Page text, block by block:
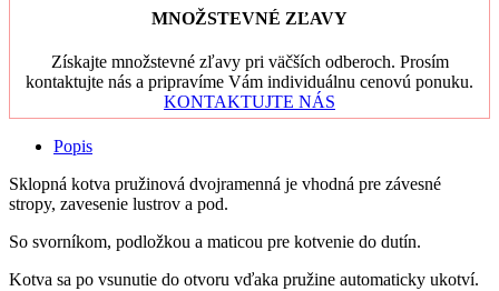
MNOŽSTEVNÉ ZĽAVY
Získajte množstevné zľavy pri väčších odberoch. Prosím
kontaktujte nás a pripravíme Vám individuálnu cenovú ponuku.
KONTAKTUJTE NÁS
Popis
Sklopná kotva pružinová dvojramenná je vhodná pre závesné
stropy, zavesenie lustrov a pod.
So svorníkom, podložkou a maticou pre kotvenie do dutín.
Kotva sa po vsunutie do otvoru vďaka pružine automaticky ukotví.